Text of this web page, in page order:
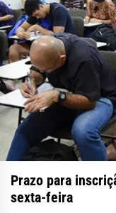
Prazo para
sexta-feira